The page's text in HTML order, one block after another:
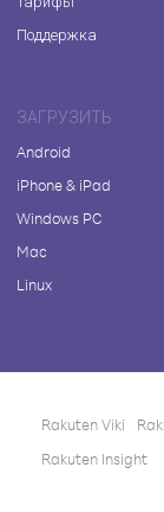
Поддержка
ЗАГРУЗИТЬ
Android
iPhone & iPad
Windows PC
Mac
Linux
Rakuten Viki
Rakuten Insight